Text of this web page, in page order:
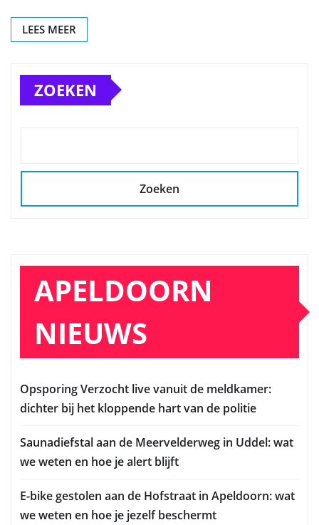
LEES MEER
ZOEKEN
Zoeken
APELDOORN
NIEUWS
Opsporing Verzocht live vanuit de meldkamer:
dichter bij het kloppende hart van de politie
Saunadiefstal aan de Meervelderweg in Uddel: wat
we weten en hoe je alert blijft
E-bike gestolen aan de Hofstraat in Apeldoorn: wat
we weten en hoe je jezelf beschermt